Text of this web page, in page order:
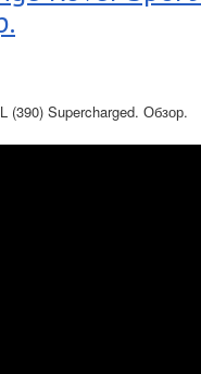
(390) Supercharged. Обзор.